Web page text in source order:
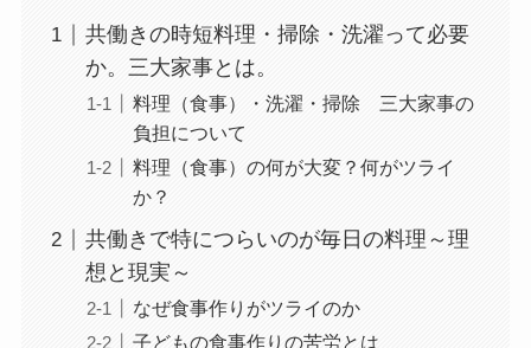
共働きの時短料理・掃除・洗濯って必要
か。三大家事とは。
料理（食事）・洗濯・掃除 三大家事の
負担について
料理（食事）の何が大変？何がツライ
か？
共働きで特につらいのが毎日の料理～理
想と現実～
なぜ食事作りがツライのか
子どもの食事作りの苦労とは